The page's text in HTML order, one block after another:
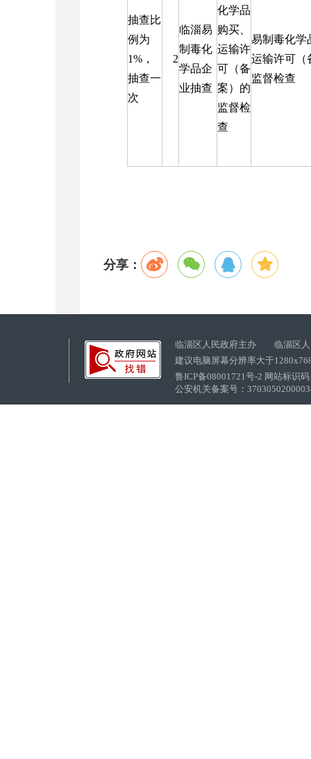
抽查比
例为
1%，
抽查一
次
2
临淄易
制毒化
学品企
业抽查
化学品
购买、
运输许
可（备
案）的
监督检
查
易制毒化学
运输许可（
监督检查
分享：
临淄区人民政府主办 临淄区人
建议电脑屏幕分辨率大于
鲁ICP备08001721号-2 网站标识
公安机关备案号：